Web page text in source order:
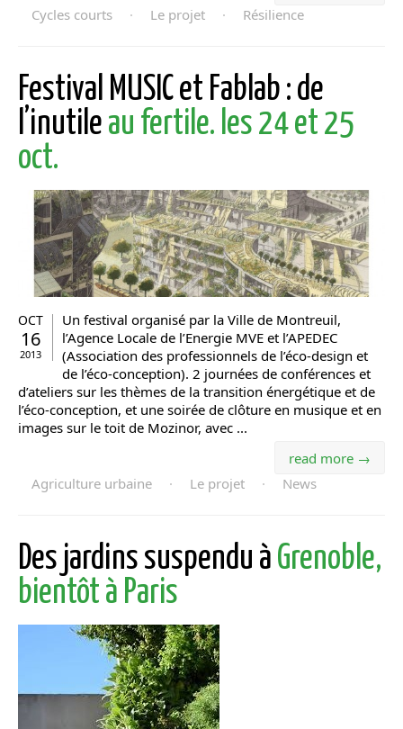
Cycles courts
· Le projet · Résilience
Festival MUSIC et Fablab : de
l’inutile au fertile. les 24 et 25
oct.
OCT
16
2013
Un festival organisé par la Ville de Montreuil,
l’Agence Locale de l’Energie MVE et l’APEDEC
(Association des professionnels de l’éco-design et
de l’éco-conception). 2 journées de conférences et
d’ateliers sur les thèmes de la transition énergétique et de
l’éco-conception, et une soirée de clôture en musique et en
images sur le toit de Mozinor, avec ...
read more →
Agriculture urbaine
· Le projet · News
Des jardins suspendu à Grenoble,
bientôt à Paris